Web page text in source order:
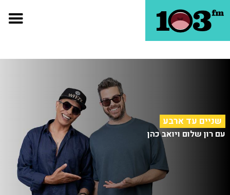
שניים עד ארבע
עם רון שלום ויואב כהן